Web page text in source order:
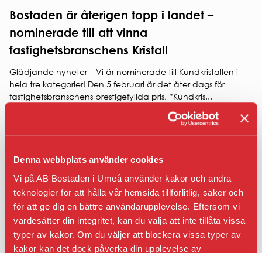
Denna webbplats använder cookies
Vi på AB Bostaden i Umeå använder kakor och andra
teknologier för att hålla vår hemsida tillförlitlig, säker och
för att ge dig en bättre användarupplevelse. Eftersom vi
värdesätter din integritet, kan du välja att inte tillåta vissa
typer av kakor. Om du väljer att blockera vissa typer av
kakor kan det dock påverka din upplevelse av
Bostaden är återigen topp i landet –
nominerade till att vinna
fastighetsbranschens Kristall
Glädjande nyheter – Vi är nominerade till Kundkristallen i
hela tre kategorier! Den 5 februari är det åter dags för
fastighetsbranschens prestigefyllda pris, ”Kundkris...